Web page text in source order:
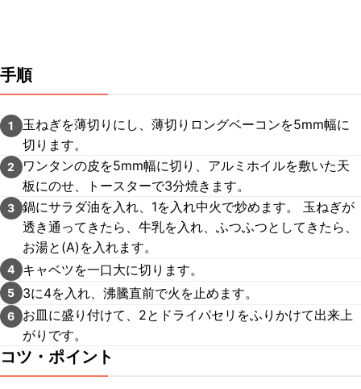
手順
1
玉ねぎを薄切りにし、薄切りロングベーコンを5mm幅に
切ります。
2
ワンタンの皮を5mm幅に切り、アルミホイルを敷いた天
板にのせ、トースターで3分焼きます。
3 鍋にサラダ油を入れ、1を入れ中火で炒めます。 玉ねぎが
透き通ってきたら、牛乳を入れ、ふつふつとしてきたら、
お湯と(A)を入れます。
4 キャベツを一口大に切ります。
5 3に4を入れ、沸騰直前で火を止めます。
6
お皿に盛り付けて、2とドライパセリをふりかけて出来上
がりです。
コツ・ポイント